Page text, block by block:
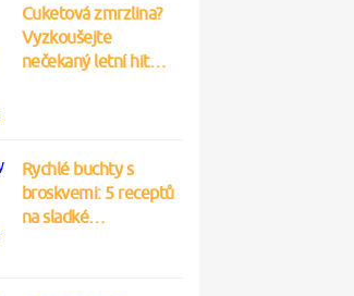
Cuketová zmrzlina?
Vyzkoušejte
nečekaný letní hit…
Rychlé buchty s
broskvemi: 5 receptů
na sladké…